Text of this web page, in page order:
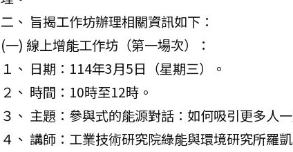
二、 旨揭工作坊辦理相關資訊如下：
(一) 線上增能工作坊（第一場次）：
１、 日期：114年3月5日（星期三）。
２、 時間：10時至12時。
３、 主題：參與式的能源對話：如何吸引更多人
４、 講師：工業技術研究院綠能與環境研究所羅